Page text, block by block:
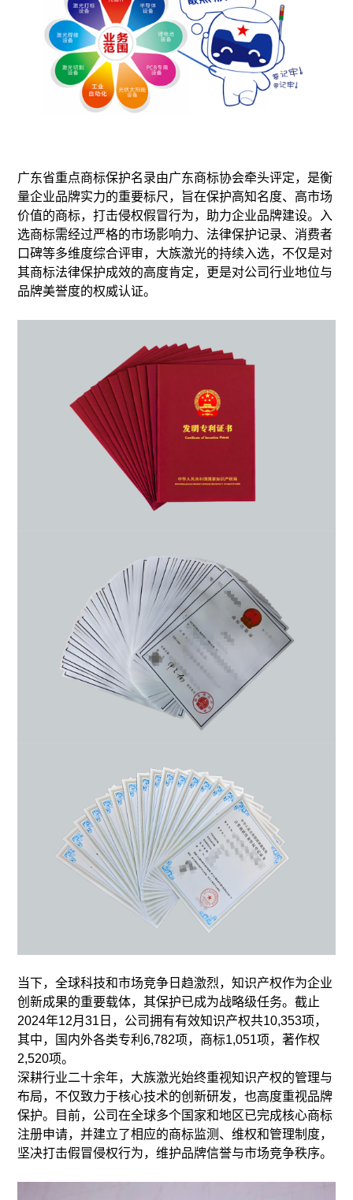
广东省重点商标保护名录由广东商标协会牵头评定，是衡
量企业品牌实力的重要标尺，旨在保护高知名度、高市场
价值的商标，打击侵权假冒行为，助力企业品牌建设。入
选商标需经过严格的市场影响力、法律保护记录、消费者
口碑等多维度综合评审，大族激光的持续入选，不仅是对
其商标法律保护成效的高度肯定，更是对公司行业地位与
品牌美誉度的权威认证。
当下，全球科技和市场竞争日趋激烈，知识产权作为企业
创新成果的重要载体，其保护已成为战略级任务。截止
2024年12月31日，公司拥有有效知识产权共10,353项，
其中，国内外各类专利6,782项，商标1,051项，著作权
2,520项。
深耕行业二十余年，大族激光始终重视知识产权的管理与
布局，不仅致力于核心技术的创新研发，也高度重视品牌
保护。目前，公司在全球多个国家和地区已完成核心商标
注册申请，并建立了相应的商标监测、维权和管理制度，
坚决打击假冒侵权行为，维护品牌信誉与市场竞争秩序。